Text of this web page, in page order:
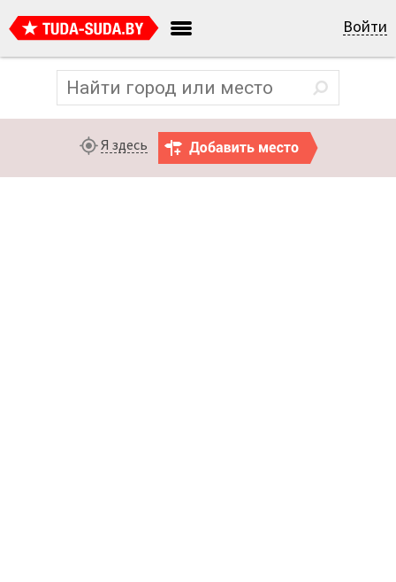
Войти
Я здесь